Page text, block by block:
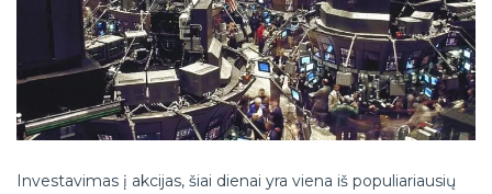
Investavimas į akcijas, šiai dienai yra viena iš populiariausių